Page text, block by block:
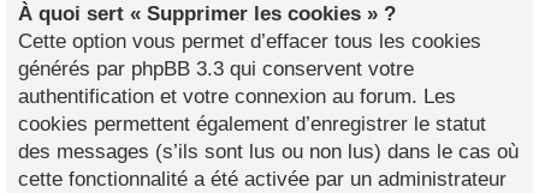
À quoi sert « Supprimer les cookies » ?
Cette option vous permet d’effacer tous les cookies
générés par phpBB 3.3 qui conservent votre
authentification et votre connexion au forum. Les
cookies permettent également d’enregistrer le statut
des messages (s’ils sont lus ou non lus) dans le cas où
cette fonctionnalité a été activée par un administrateur